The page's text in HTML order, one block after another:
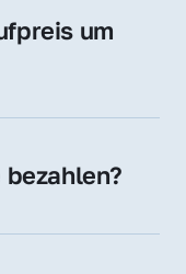
um
B. beim
sich für .de
Vermittlungs-